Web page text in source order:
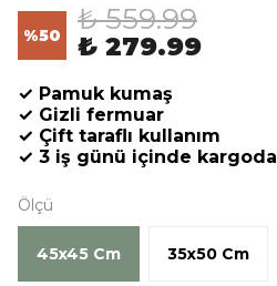
%50 ₺ 559.99
₺ 279.99
✓ Pamuk kumaş
✓ Gizli fermuar
✓ Çift taraflı kullanım
✓ 3 iş günü içinde kargoda
Ölçü
45x45 Cm 35x50 Cm